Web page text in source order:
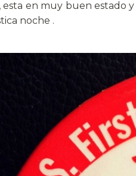
en muy buen estado
noche .